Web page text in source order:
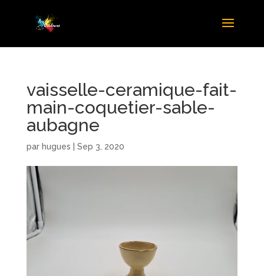
vaisselle-ceramique-fait-
main-coquetier-sable-
aubagne
par hugues Sep 3, 2020